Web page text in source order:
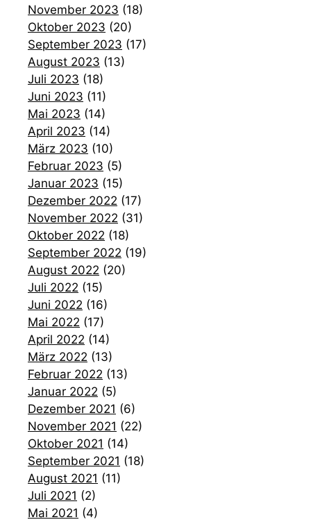
November 2023 (18)
Oktober 2023 (20)
September 2023 (17)
August 2023 (13)
Juli 2023 (18)
Juni 2023 (11)
Mai 2023 (14)
April 2023 (14)
März 2023 (10)
Februar 2023 (5)
Januar 2023 (15)
Dezember 2022 (17)
November 2022 (31)
Oktober 2022 (18)
September 2022 (19)
August 2022 (20)
Juli 2022 (15)
Juni 2022 (16)
Mai 2022 (17)
April 2022 (14)
März 2022 (13)
Februar 2022 (13)
Januar 2022 (5)
Dezember 2021 (6)
November 2021 (22)
Oktober 2021 (14)
September 2021 (18)
August 2021 (11)
Juli 2021 (2)
Mai 2021 (4)